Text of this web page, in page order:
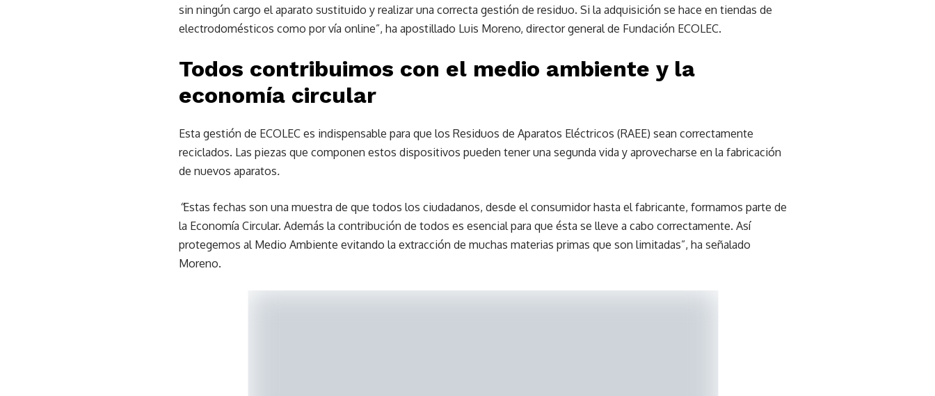
sin ningún cargo el aparato sustituido y realizar una correcta gestión de residuo. Si la adquisición se hace en tiendas de
electrodomésticos como por vía online”, ha apostillado Luis Moreno, director general de Fundación ECOLEC.
Todos contribuimos con el medio ambiente y la
economía circular
Esta gestión de ECOLEC es indispensable para que los Residuos de Aparatos Eléctricos (RAEE) sean correctamente
reciclados. Las piezas que componen estos dispositivos pueden tener una segunda vida y aprovecharse en la fabricación
de nuevos aparatos.
“Estas fechas son una muestra de que todos los ciudadanos, desde el consumidor hasta el fabricante, formamos parte de
la Economía Circular. Además la contribución de todos es esencial para que ésta se lleve a cabo correctamente. Así
protegemos al Medio Ambiente evitando la extracción de muchas materias primas que son limitadas”, ha señalado
Moreno.